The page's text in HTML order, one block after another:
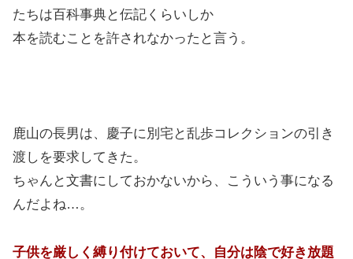
たちは百科事典と伝記くらいしか
本を読むことを許されなかったと言う。
鹿山の長男は、慶子に別宅と乱歩コレクションの引き
渡しを要求してきた。
ちゃんと文書にしておかないから、こういう事になる
んだよね…。
子供を厳しく縛り付けておいて、自分は陰で好き放題